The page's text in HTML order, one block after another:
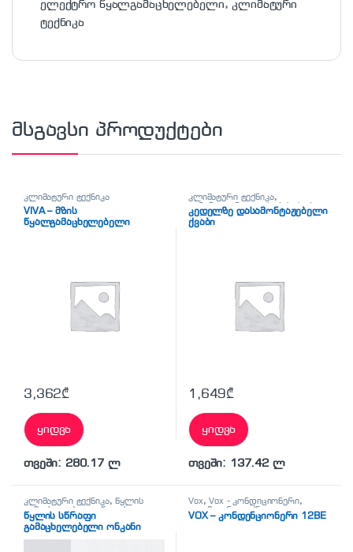
ელექტრო წყალგამაცხელებელი, კლიმატური
ტექნიკა
მსგავსი პროდუქტები
კლიმატური ტექნიკა
VIVA – მზის
წყალგამაცხელებელი
3,362₾
ყიდვა
თვეში: 280.17 ლ
კლიმატური ტექნიკა,
ცენტრალური გათბობის ქვაბი
კედელზე დასამონტაჟებელი
ქვაბი
1,649₾
ყიდვა
თვეში: 137.42 ლ
კლიმატური ტექნიკა,წყლის
გამაცხელებელი
წყლის
გამაცხელებელი ონკანი
წყლის სწრაფი
გამაცხელებელი ონკანი
Vox,Vox - კონდიციონერი,
კლიმატური ტექნიკა ,
კონდენციონერი
VOX – კონდენციონერი 12BE